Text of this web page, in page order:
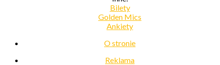
Bilety
Golden Mics
Ankiety
O stronie
Reklama